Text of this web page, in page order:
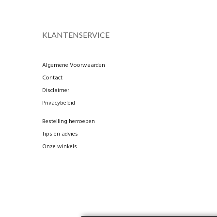
KLANTENSERVICE
Algemene Voorwaarden
Contact
Disclaimer
Privacybeleid
Bestelling herroepen
Tips en advies
Onze winkels